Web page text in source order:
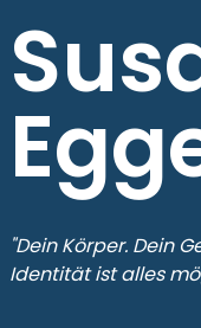
"Dein Körper. Dein
Identität ist alles